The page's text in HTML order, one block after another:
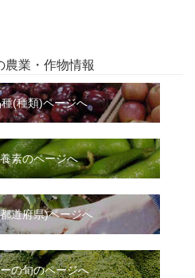
農業・作物情報
(種類)ページへ
素のページへ
道府県)ページへ
の旬のページへ